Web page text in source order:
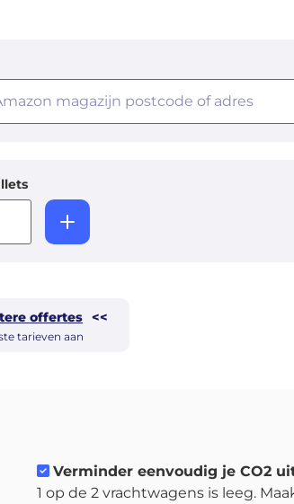
offertes <<
tarieven aan
Verminder eenvoudig je CO2
1 op de 2 vrachtwagens is leeg.